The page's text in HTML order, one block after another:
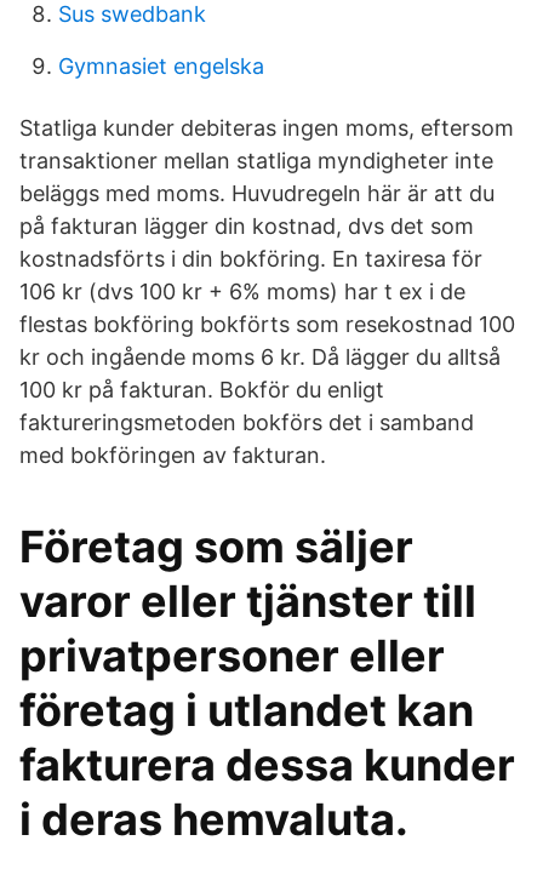
Sus swedbank
Gymnasiet engelska
Statliga kunder debiteras ingen moms, eftersom
transaktioner mellan statliga myndigheter inte
beläggs med moms. Huvudregeln här är att du
på fakturan lägger din kostnad, dvs det som
kostnadsförts i din bokföring. En taxiresa för
106 kr (dvs 100 kr + 6% moms) har t ex i de
flestas bokföring bokförts som resekostnad 100
kr och ingående moms 6 kr. Då lägger du alltså
100 kr på fakturan. Bokför du enligt
faktureringsmetoden bokförs det i samband
med bokföringen av fakturan.
Företag som säljer
varor eller tjänster till
privatpersoner eller
företag i utlandet kan
fakturera dessa kunder
i deras hemvaluta.